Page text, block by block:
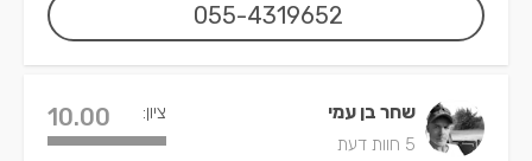
055-4319652
שחר בן עמי
5 חוות דעת
ציון: 10.00